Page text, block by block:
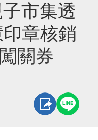
市集透
章核銷
關券